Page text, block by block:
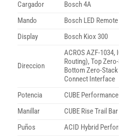
Cargador
Bosch 4A
Mando
Bosch LED Remote
Display
Bosch Kiox 300
Direccion
ACROS AZF-1034,
Routing), Top
Bottom Zero-
Connect Interface
Potencia
CUBE
Manillar
CUBE Rise Trail
Puños
ACID Hybrid